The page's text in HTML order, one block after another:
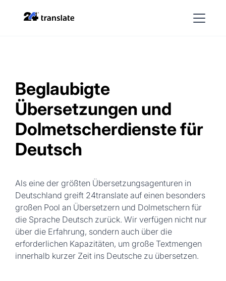
Beglaubigte
Übersetzungen und
Dolmetscherdienste für
Deutsch
Als eine der größten Übersetzungsagenturen in
Deutschland greift 24translate auf einen besonders
großen Pool an Übersetzern und Dolmetschern für
die Sprache Deutsch zurück. Wir verfügen nicht nur
über die Erfahrung, sondern auch über die
erforderlichen Kapazitäten, um große Textmengen
innerhalb kurzer Zeit ins Deutsche zu übersetzen.